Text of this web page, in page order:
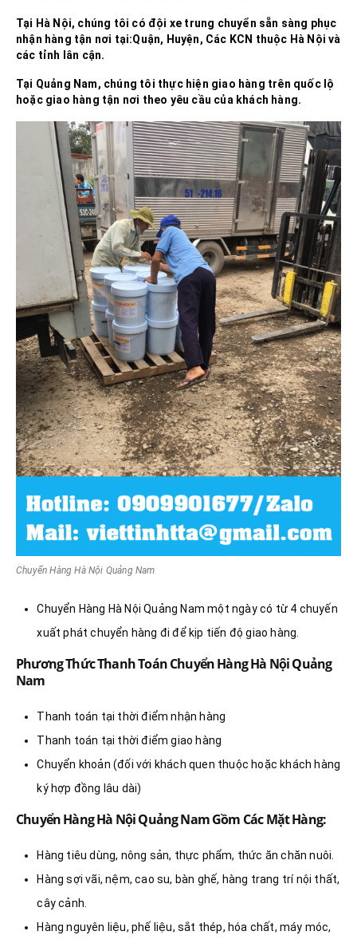
Tại Hà Nội, chúng tôi có đội xe trung chuyển sẵn sàng phục
nhận hàng tận nơi tại:Quận, Huyện, Các KCN thuộc Hà Nội và
các tỉnh lân cận.
Tại Quảng Nam, chúng tôi thực hiện giao hàng trên quốc lộ
hoặc giao hàng tận nơi theo yêu cầu của khách hàng.
Chuyển Hàng Hà Nội Quảng Nam
Chuyển Hàng Hà Nội Quảng Nam một ngày có từ 4 chuyến
xuất phát chuyển hàng đi để kịp tiến độ giao hàng.
Phương Thức Thanh Toán Chuyển Hàng Hà Nội Quảng
Nam
Thanh toán tại thời điểm nhận hàng
Thanh toán tại thời điểm giao hàng
Chuyển khoản (đối với khách quen thuộc hoặc khách hàng
ký hợp đồng lâu dài)
Chuyển Hàng Hà Nội Quảng Nam Gồm Các Mặt Hàng:
Hàng tiêu dùng, nông sản, thực phẩm, thức ăn chăn nuôi.
Hàng sợi vãi, nệm, cao su, bàn ghế, hàng trang trí nội thất,
cây cảnh.
Hàng nguyên liệu, phế liệu, sắt thép, hóa chất, máy móc,